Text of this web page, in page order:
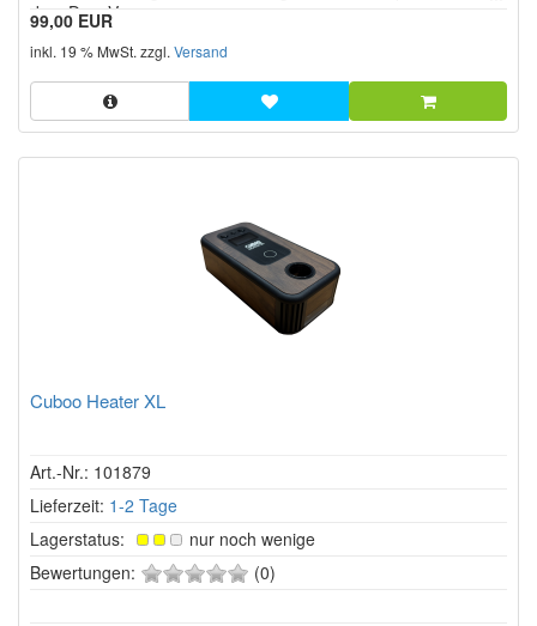
dem DynaVap.
99,00 EUR
inkl. 19 % MwSt. zzgl. Versand
Cuboo Heater XL
Art.-Nr.: 101879
Lieferzeit: 1-2 Tage
Lagerstatus:
nur noch wenige
Bewertungen:
0(0)